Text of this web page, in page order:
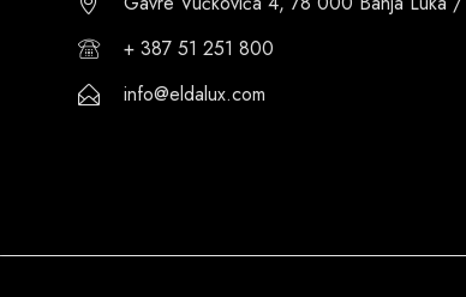
+ 387 51 251 800
info@eldalux.com